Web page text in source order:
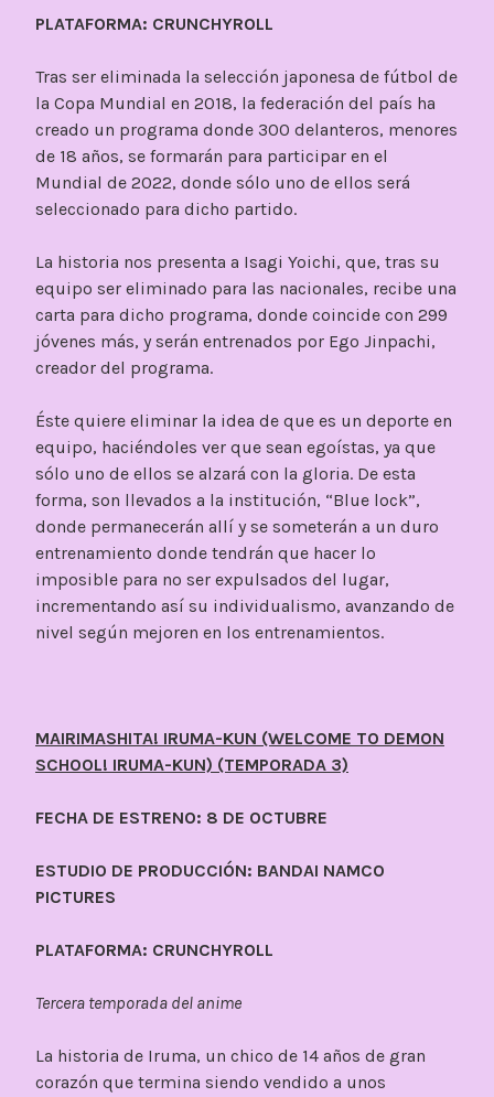
PLATAFORMA: CRUNCHYROLL
Tras ser eliminada la selección japonesa de fútbol de
la Copa Mundial en 2018, la federación del país ha
creado un programa donde 300 delanteros, menores
de 18 años, se formarán para participar en el
Mundial de 2022, donde sólo uno de ellos será
seleccionado para dicho partido.
La historia nos presenta a Isagi Yoichi, que, tras su
equipo ser eliminado para las nacionales, recibe una
carta para dicho programa, donde coincide con 299
jóvenes más, y serán entrenados por Ego Jinpachi,
creador del programa.
Éste quiere eliminar la idea de que es un deporte en
equipo, haciéndoles ver que sean egoístas, ya que
sólo uno de ellos se alzará con la gloria. De esta
forma, son llevados a la institución, “Blue lock”,
donde permanecerán allí y se someterán a un duro
entrenamiento donde tendrán que hacer lo
imposible para no ser expulsados del lugar,
incrementando así su individualismo, avanzando de
nivel según mejoren en los entrenamientos.
MAIRIMASHITA! IRUMA-KUN (WELCOME TO DEMON
SCHOOL! IRUMA-KUN) (TEMPORADA 3)
FECHA DE ESTRENO: 8 DE OCTUBRE
ESTUDIO DE PRODUCCIÓN: BANDAI NAMCO
PICTURES
PLATAFORMA: CRUNCHYROLL
Tercera temporada del anime
La historia de Iruma, un chico de 14 años de gran
corazón que termina siendo vendido a unos